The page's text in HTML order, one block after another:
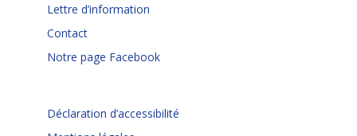
Lettre d’information
Contact
Notre page Facebook
Déclaration d’accessibilité